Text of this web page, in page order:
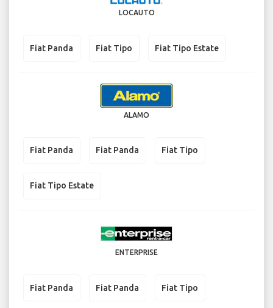
LOCAUTO
Fiat Panda Fiat Tipo Fiat Tipo Estate
ALAMO
Fiat Panda Fiat Panda Fiat Tipo
Fiat Tipo Estate
ENTERPRISE
Fiat Panda Fiat Panda Fiat Tipo